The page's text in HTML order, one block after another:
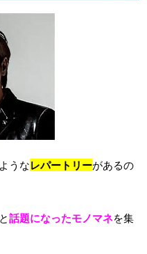
うなレパートリーがあるの
話題になったモノマネを集